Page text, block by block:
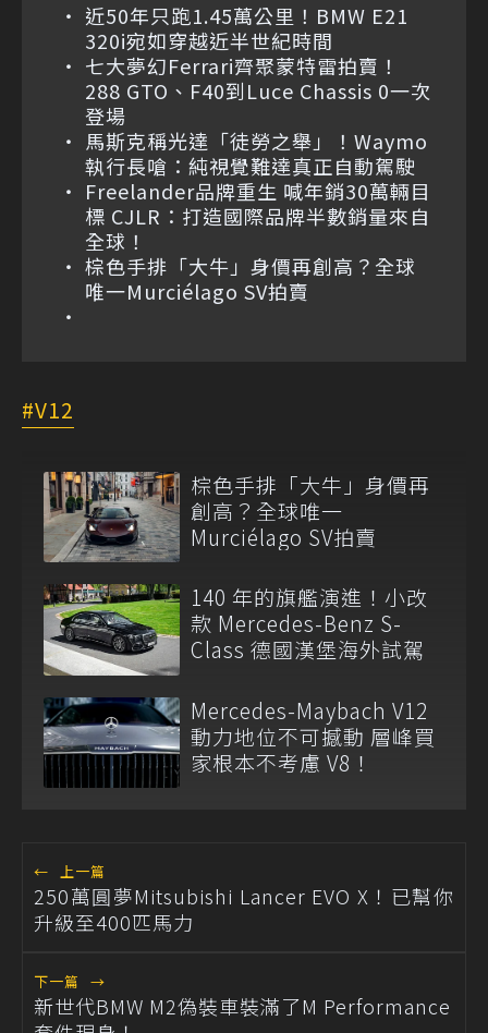
近50年只跑1.45萬公里！BMW E21
320i宛如穿越近半世紀時間
七大夢幻Ferrari齊聚蒙特雷拍賣！
288 GTO、F40到Luce Chassis 0一次
登場
馬斯克稱光達「徒勞之舉」！Waymo
執行長嗆：純視覺難達真正自動駕駛
Freelander品牌重生 喊年銷30萬輛目
標 CJLR：打造國際品牌半數銷量來自
全球！
棕色手排「大牛」身價再創高？全球
唯一Murciélago SV拍賣
V12
棕色手排「大牛」身價再
創高？全球唯一
Murciélago SV拍賣
140 年的旗艦演進！小改
款 Mercedes-Benz S-
Class 德國漢堡海外試駕
Mercedes-Maybach V12
動力地位不可撼動 層峰買
家根本不考慮 V8！
← 上一篇
250萬圓夢Mitsubishi Lancer EVO X！已幫你
升級至400匹馬力
下一篇 →
新世代BMW M2偽裝車裝滿了M Performance